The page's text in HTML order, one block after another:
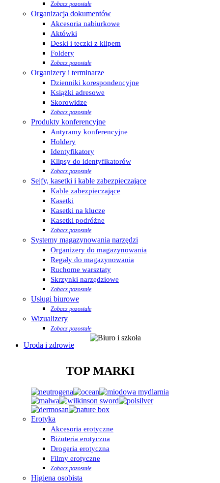
Zobacz pozostałe
Organizacja dokumentów
Akcesoria nabiurkowe
Aktówki
Deski i teczki z klipem
Foldery
Zobacz pozostałe
Organizery i terminarze
Dzienniki korespondencyjne
Książki adresowe
Skorowidze
Zobacz pozostałe
Produkty konferencyjne
Antyramy konferencyjne
Holdery
Identyfikatory
Klipsy do identyfikatorów
Zobacz pozostałe
Sejfy, kasetki i kable zabezpieczające
Kable zabezpieczające
Kasetki
Kasetki na klucze
Kasetki podróżne
Zobacz pozostałe
Systemy magazynowania narzędzi
Organizery do magazynowania
Regały do magazynowania
Ruchome warsztaty
Skrzynki narzędziowe
Zobacz pozostałe
Usługi biurowe
Zobacz pozostałe
Wizualizery
Zobacz pozostałe
Uroda i zdrowie
TOP MARKI
Erotyka
Akcesoria erotyczne
Biżuteria erotyczna
Drogeria erotyczna
Filmy erotyczne
Zobacz pozostałe
Higiena osobista